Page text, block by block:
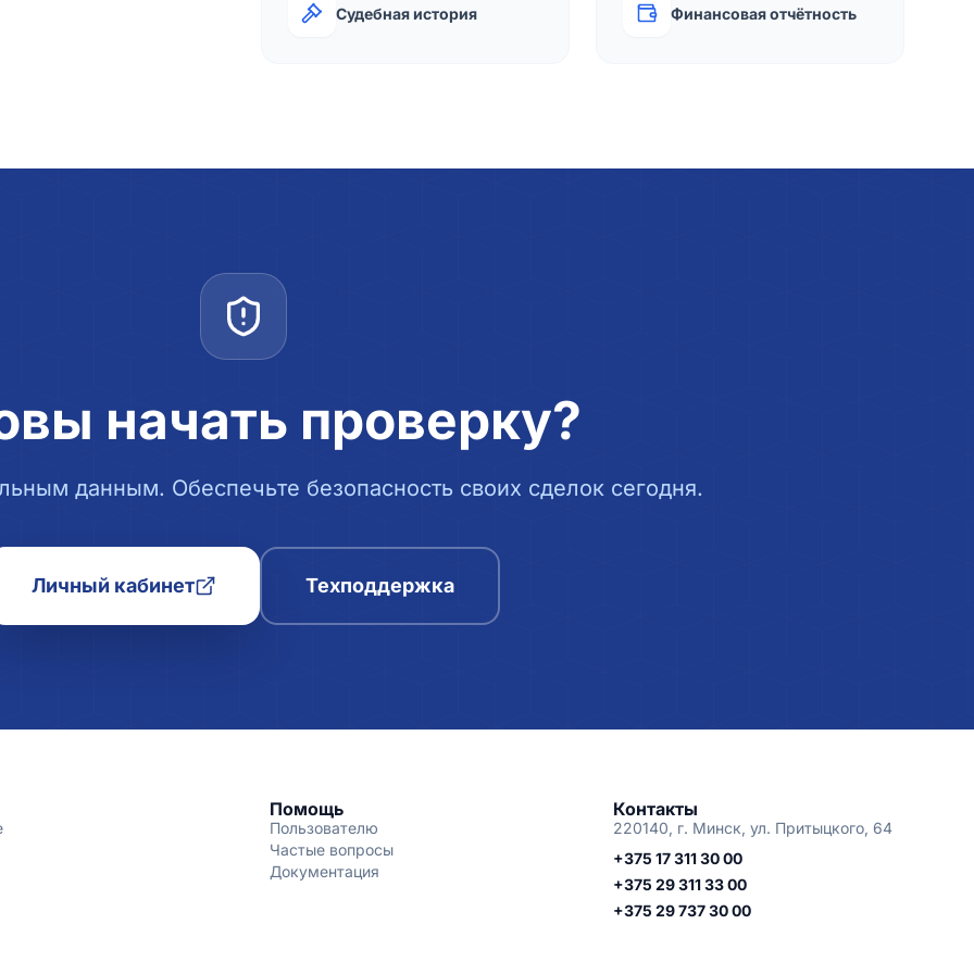
Судебная история Финансовая отчётность
начать проверку?
данным. Обеспечьте безопасность своих сделок сегодня.
Личный кабинет Техподдержка
Помощь
Пользователю
Частые вопросы
Документация
Контакты
220140, г. Минск, ул. Притыцкого, 64
+375 17 311 30 00
+375 29 311 33 00
+375 29 737 30 00